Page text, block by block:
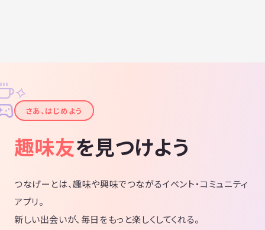
✦
✧
さあ、はじめよう
趣味友を見つけよう
つなげーとは、趣味や興味でつながるイベント・コミュニティ
アプリ。
新しい出会いが、毎日をもっと楽しくしてくれる。